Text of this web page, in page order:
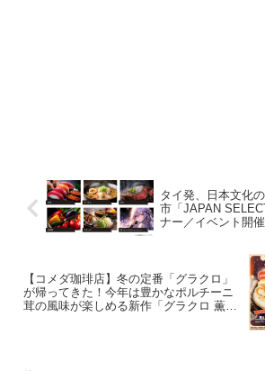
タイ発、日本文化
市「JAPAN
ナー／イベント開催
【コメダ珈琲店】冬の定番「グラクロ」
が帰ってきた！今年は豊かなポルチーニ
茸の風味が楽しめる新作「グラクロ 薫る